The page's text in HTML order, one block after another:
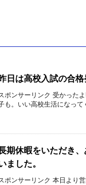
日は高校入試の合格
ポンサーリンク 受かった
も。いい高校生活になって
期休暇をいただき
ました。
ポンサーリンク 本日より